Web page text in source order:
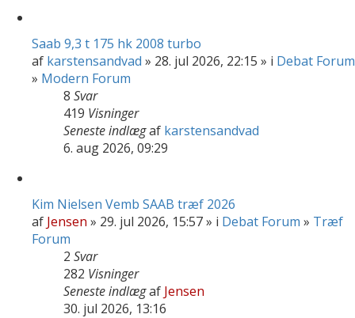
Saab 9,3 t 175 hk 2008 turbo
af karstensandvad » 28. jul 2026, 22:15 » i Debat Forum
» Modern Forum
8 Svar
419 Visninger
Seneste indlægaf karstensandvad
6. aug 2026, 09:29
Kim Nielsen Vemb SAAB træf 2026
af Jensen » 29. jul 2026, 15:57 » i Debat Forum » Træf
Forum
2 Svar
282 Visninger
Seneste indlægaf Jensen
30. jul 2026, 13:16